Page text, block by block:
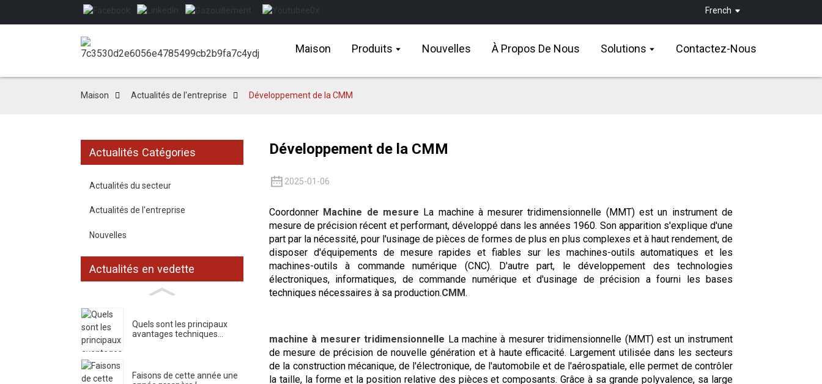
French
Maison Produits Nouvelles À Propos De Nous Solutions Contactez-Nous
Maison Actualités de l'entreprise Développement de la CMM
Actualités Catégories
Actualités du secteur
Actualités de l'entreprise
Nouvelles
Actualités en vedette
Quels sont les principaux
avantages techniques...
Faisons de cette année une
Développement de la CMM
2025-01-06
Coordonner Machine de mesure La machine à mesurer tridimensionnelle (MMT) est un instrument de
mesure de précision récent et performant, développé dans les années 1960. Son apparition s'explique d'une
part par la nécessité, pour l'usinage de pièces de formes de plus en plus complexes et à haut rendement, de
disposer d'équipements de mesure rapides et fiables sur les machines-outils automatiques et les
machines-outils à commande numérique (CNC). D'autre part, le développement des technologies
électroniques, informatiques, de commande numérique et d'usinage de précision a fourni les bases
techniques nécessaires à sa production.CMM.
machine à mesurer tridimensionnelle La machine à mesurer tridimensionnelle (MMT) est un instrument
de mesure de précision de nouvelle génération et à haute efficacité. Largement utilisée dans les secteurs
de la construction mécanique, de l'électronique, de l'automobile et de l'aérospatiale, elle permet de contrôler
la taille, la forme et la position relative des pièces et composants. Grâce à sa grande polyvalence, sa large